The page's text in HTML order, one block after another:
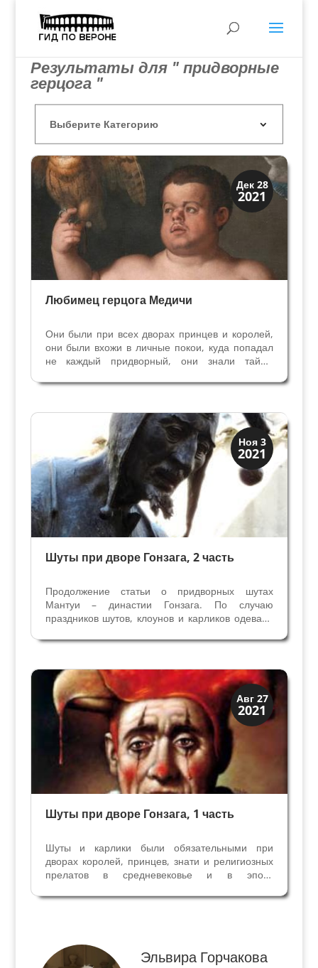
Результаты для " придворные
герцога "
Дек 28
2021
Династии
Медичи Флоренция
Любимец герцога Медичи
Они были при всех дворах принцев и королей,
они были вхожи в личные покои, куда попадал
не каждый придворный, они знали тайны
Возрождения, мы видим их на
карликах. Каждый уважающий себя...
Ноя 3
2021
Династии
Мантуя и Феррара
Шуты при дворе Гонзага, 2 часть
Продолжение статьи о придворных шутах
Мантуи – династии Гонзага. По случаю
праздников шутов, клоунов и карликов одевали
придворным цветам двора правителя.
Грамматике принца Сфорца, созданной...
Авг 27
2021
Династии
Мантуя и Феррара
Шуты при дворе Гонзага, 1 часть
Шуты и карлики были обязательными при
дворах королей, принцев, знати и религиозных
прелатов в средневековье и в эпоху
шутками, иногда фривольного содержания и
Эльвира Горчакова